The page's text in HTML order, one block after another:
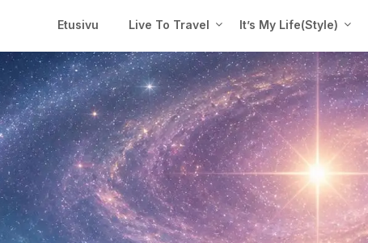
Etusivu Live To Travel It’s My Life(Style)